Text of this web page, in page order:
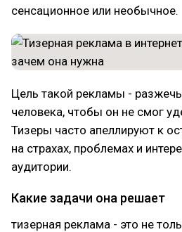
сенсационное или необычное.
Цель такой рекламы -
человека, чтобы он не смог
Тизеры часто апеллируют к
на страхах, проблемах и
аудитории.
Какие задачи она решает
тизерная реклама - это не